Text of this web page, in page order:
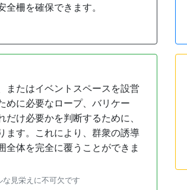
柵を確保できます。
またはイベントスペースを設営
めに必要なロープ、バリケー
け必要かを判断するために、
ます。これにより、群衆の誘導
全体を完全に覆うことができま
見栄えに不可欠です